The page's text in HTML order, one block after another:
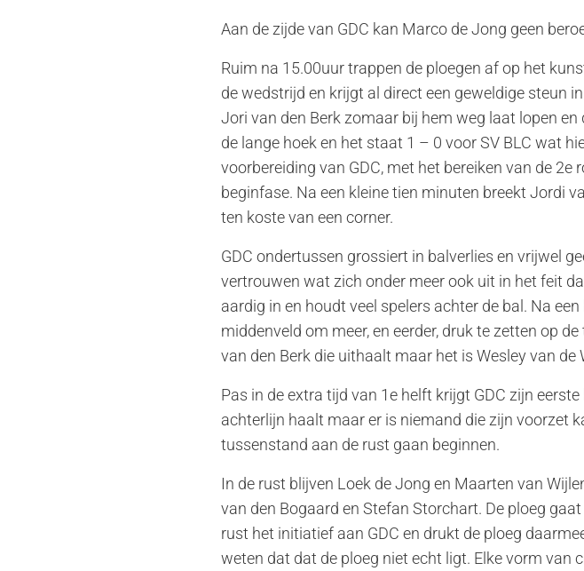
Aan de zijde van GDC kan Marco de Jong geen
Ruim na 15.00uur trappen de ploegen af op het
de wedstrijd en krijgt al direct een geweldige steun
Jori van den Berk zomaar bij hem weg laat lopen
de lange hoek en het staat 1 – 0 voor SV BLC wat
voorbereiding van GDC, met het bereiken van de
beginfase. Na een kleine tien minuten breekt Jordi
ten koste van een corner.
GDC ondertussen grossiert in balverlies en vrijwel
vertrouwen wat zich onder meer ook uit in het feit
aardig in en houdt veel spelers achter de bal. Na
middenveld om meer, en eerder, druk te zetten op
van den Berk die uithaalt maar het is Wesley van
Pas in de extra tijd van 1e helft krijgt GDC zijn
achterlijn haalt maar er is niemand die zijn voorzet
tussenstand aan de rust gaan beginnen.
In de rust blijven Loek de Jong en Maarten van
van den Bogaard en Stefan Storchart. De ploeg
rust het initiatief aan GDC en drukt de ploeg
weten dat dat de ploeg niet echt ligt. Elke vorm van